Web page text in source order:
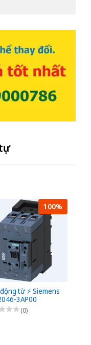
100%
từ ⚡️ Siemens
3AP00
(0)